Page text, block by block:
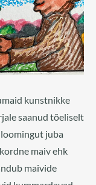
kunstnikke
saanud tõeliselt
loomingut juba
maiv ehk
maivide